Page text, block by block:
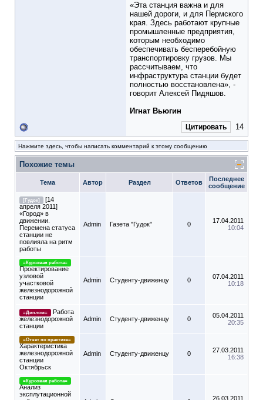
«Эта станция важна и для
нашей дороги, и для Пермского
края. Здесь работают крупные
промышленные предприятия,
которым необходимо
обеспечивать бесперебойную
транспортировку грузов. Мы
рассчитываем, что
инфраструктура станции будет
полностью восстановлена», -
говорит Алексей Пидяшов.
Игнат Вьюгин
Цитировать 14
Нажмите здесь, чтобы написать комментарий к этому сообщению
Похожие темы
Тема Автор Раздел Ответов
Последнее
сообщение
[Гудок]
[14
апреля 2011]
«Город» в
движении.
Перемена статуса
станции не
повлияла на ритм
работы
Admin Газета "Гудок" 0
17.04.2011
10:04
=Курсовая работа=
Проектирование
узловой
участковой
железнодорожной
станции
Admin Студенту-движeнцу 0
07.04.2011
10:18
=Диплом=
Работа
железнодорожной
станции
Admin Студенту-движeнцу 0
05.04.2011
20:35
=Отчет по практике=
Характеристика
железнодорожной
станции
Октябрьск
Admin Студенту-движeнцу 0
27.03.2011
16:38
=Курсовая работа=
Анализ
эксплутационной
26.03.2011